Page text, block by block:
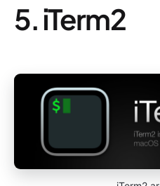
5. iTerm2